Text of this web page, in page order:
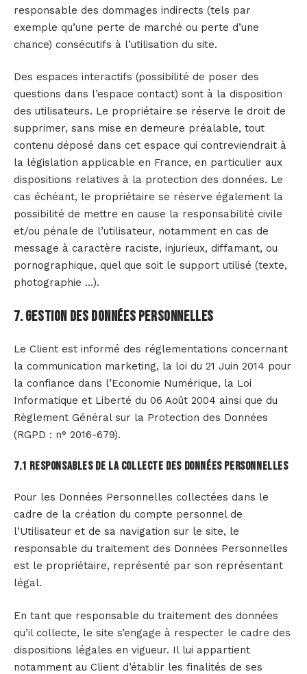
responsable des dommages indirects (tels par
exemple qu’une perte de marché ou perte d’une
chance) consécutifs à l’utilisation du site.
Des espaces interactifs (possibilité de poser des
questions dans l’espace contact) sont à la disposition
des utilisateurs. Le propriétaire se réserve le droit de
supprimer, sans mise en demeure préalable, tout
contenu déposé dans cet espace qui contreviendrait à
la législation applicable en France, en particulier aux
dispositions relatives à la protection des données. Le
cas échéant, le propriétaire se réserve également la
possibilité de mettre en cause la responsabilité civile
et/ou pénale de l’utilisateur, notamment en cas de
message à caractère raciste, injurieux, diffamant, ou
pornographique, quel que soit le support utilisé (texte,
photographie …).
7. Gestion des données personnelles
Le Client est informé des réglementations concernant
la communication marketing, la loi du 21 Juin 2014 pour
la confiance dans l’Economie Numérique, la Loi
Informatique et Liberté du 06 Août 2004 ainsi que du
Règlement Général sur la Protection des Données
(RGPD : n° 2016-679).
7.1 Responsables de la collecte des données personnelles
Pour les Données Personnelles collectées dans le
cadre de la création du compte personnel de
l’Utilisateur et de sa navigation sur le site, le
responsable du traitement des Données Personnelles
est le propriétaire, représenté par son représentant
légal.
En tant que responsable du traitement des données
qu’il collecte, le site s’engage à respecter le cadre des
dispositions légales en vigueur. Il lui appartient
notamment au Client d’établir les finalités de ses